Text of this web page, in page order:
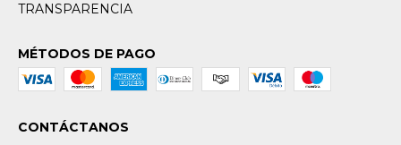
TRANSPARENCIA
MÉTODOS DE PAGO
CONTÁCTANOS